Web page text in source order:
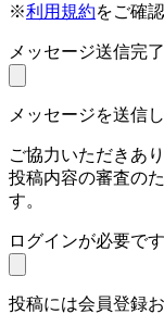
※利用規約をご確
メッセージ送信完了
メッセージを送信
ご協力いただきあ
投稿内容の審査の
す。
ログインが必要です
投稿には会員登録